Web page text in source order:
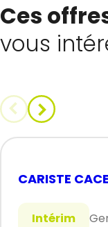
Ces
vous
CARISTE
Intérim